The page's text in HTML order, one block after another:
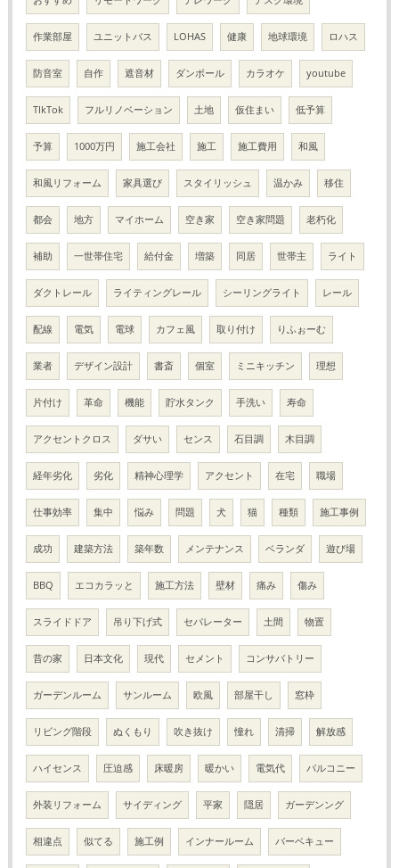
作業部屋 ユニットバス LOHAS 健康 地球環境 ロハス
防音室 自作 遮音材 ダンボール カラオケ youtube
TIkTok フルリノベーション 土地 仮住まい 低予算
予算 1000万円 施工会社 施工 施工費用 和風
和風リフォーム 家具選び スタイリッシュ 温かみ 移住
都会 地方 マイホーム 空き家 空き家問題 老朽化
補助 一世帯住宅 給付金 増築 同居 世帯主 ライト
ダクトレール ライティングレール シーリングライト レール
配線 電気 電球 カフェ風 取り付け りふぉーむ
業者 デザイン設計 書斎 個室 ミニキッチン 理想
片付け 革命 機能 貯水タンク 手洗い 寿命
アクセントクロス ダサい センス 石目調 木目調
経年劣化 劣化 精神心理学 アクセント 在宅 職場
仕事効率 集中 悩み 問題 犬 猫 種類 施工事例
成功 建築方法 築年数 メンテナンス ベランダ 遊び場
BBQ エコカラッと 施工方法 壁材 痛み 傷み
スライドドア 吊り下げ式 セパレーター 土間 物置
昔の家 日本文化 現代 セメント コンサバトリー
ガーデンルーム サンルーム 欧風 部屋干し 窓枠
リビング階段 ぬくもり 吹き抜け 憧れ 清掃 解放感
ハイセンス 圧迫感 床暖房 暖かい 電気代 バルコニー
外装リフォーム サイディング 平家 隠居 ガーデンング
相違点 似てる 施工例 インナールーム バーベキュー